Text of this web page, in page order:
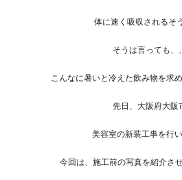
体に速く吸収されるそ
そうは言っても、
こんなに暑いと冷えた飲み物を求
先日、大阪府大阪
美容室の新装工事を行
今回は、施工前の写真を紹介さ